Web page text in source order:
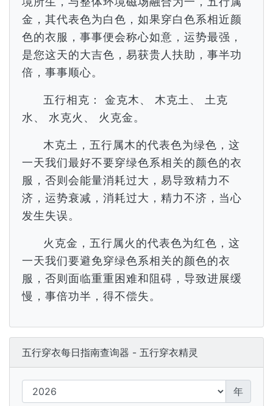
金，其代表色为白色，如果穿白色系相近颜
色的衣服，事事便会称心如意，运势最强，
是您这天的大吉色，易获贵人扶助，事半功
倍，事事顺心。
五行相克： 金克木、 木克土、 土克
水、 水克火、 火克金。
木克土，五行属木的代表色为绿色，这
一天我们最好不要穿绿色系相关的颜色的衣
服，否则会能量消耗过大，易导致精力不
济，运势衰减，消耗过大，精力不济，当心
发生失误。
火克金，五行属火的代表色为红色，这
一天我们要避免穿绿色系相关的颜色的衣
服，否则面临重重困难和阻碍，导致进展缓
慢，事倍功半，得不偿失。
五行穿衣每日指南查询器 - 五行穿衣精灵
年